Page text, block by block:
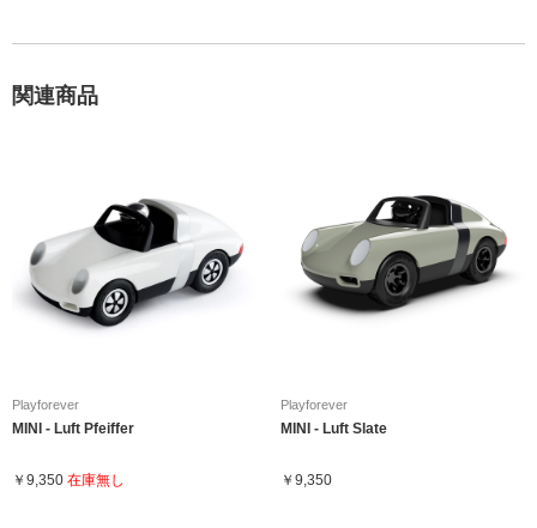
関連商品
Playforever
MINI - Luft Pfeiffer
￥9,350 在庫無し
Playforever
MINI - Luft Slate
￥9,350